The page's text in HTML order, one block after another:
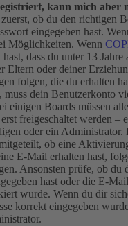
kann mich aber
ob du den richtigen
eingegeben hast.
Möglichkeiten. Wenn
hast, dass du unter 13
Eltern oder deiner
folgen, die du erhalten
muss dein Benutzerkonto
einigen Boards müssen
freigeschaltet werden –
oder ein Administrator.
ob eine
E-Mail erhalten hast,
Ansonsten prüfe, ob du
hast oder die E-
wurde. Wenn du dir
korrekt eingegeben